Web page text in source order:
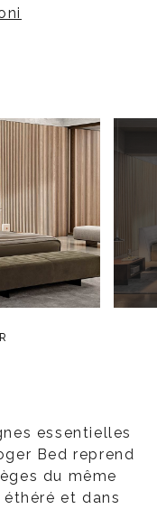
essentielles
Bed reprend
du même
et dans